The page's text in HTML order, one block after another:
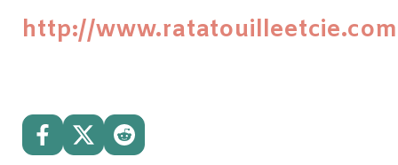
http://www.ratatouilleetcie.com